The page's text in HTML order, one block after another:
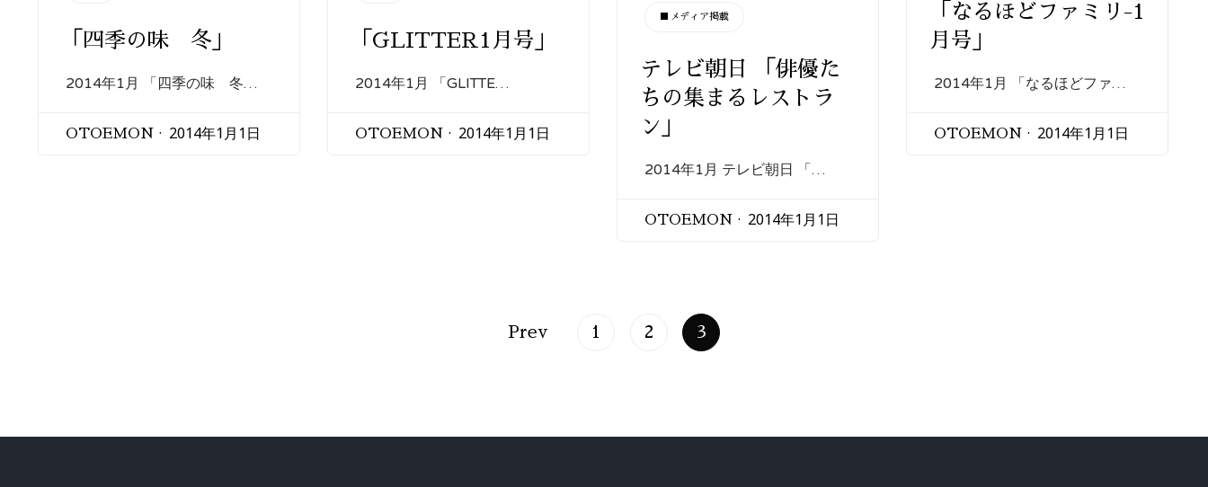
「なるほどファミリ-1
月号」
2014年1月 「なるほどファ…
OTOEMON 2014年1月1日
「四季の味 冬」
2014年1月 「四季の味 冬…
OTOEMON 2014年1月1日
「GLITTER1月号」
2014年1月 「GLITTE…
OTOEMON 2014年1月1日
■メディア掲載
テレビ朝日 「俳優た
ちの集まるレストラ
ン」
2014年1月 テレビ朝日 「…
OTOEMON 2014年1月1日
Prev 1 2 3